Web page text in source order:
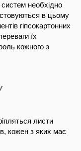
необхідно
в цьому
гіпсокартонних
їх
кожного з
листи
кожен з яких має